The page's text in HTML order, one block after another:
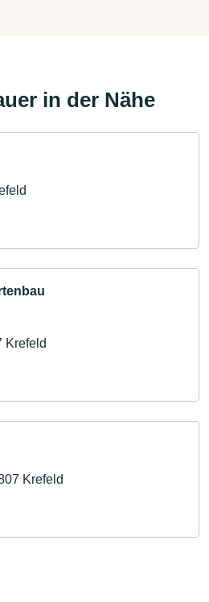
in der Nähe
Krefeld
Krefeld